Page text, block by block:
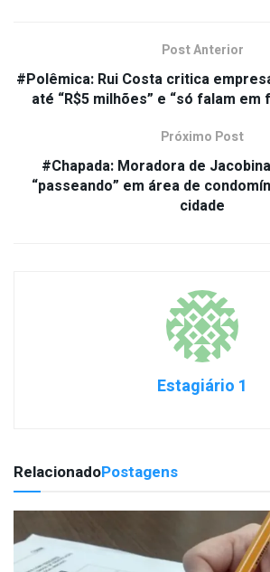
Post Anterior
#Polêmica: Rui Costa critica
até “R$5 milhões” e “só falam em
Próximo Post
#Chapada: Moradora de
“passeando” em área de
cidade
Estagiário 1
RelacionadoPostagens